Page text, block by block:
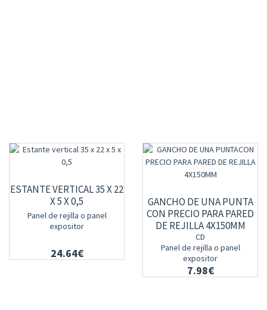
ESTANTE VERTICAL 35 X 22
X 5 X 0,5
Panel de rejilla o panel
expositor
24.64€
GANCHO DE UNA PUNTA
CON PRECIO PARA PARED
DE REJILLA 4X150MM
CD
Panel de rejilla o panel
expositor
7.98€